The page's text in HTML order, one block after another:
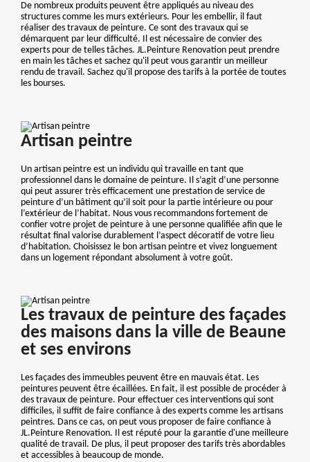
De nombreux produits peuvent être appliqués au niveau des
structures comme les murs extérieurs. Pour les embellir, il faut
réaliser des travaux de peinture. Ce sont des travaux qui se
démarquent par leur difficulté. Il est nécessaire de convier des
experts pour de telles tâches. JL.Peinture Renovation peut prendre
en main les tâches et sachez qu'il peut vous garantir un meilleur
rendu de travail. Sachez qu'il propose des tarifs à la portée de toutes
les bourses.
Artisan peintre
Un artisan peintre est un individu qui travaille en tant que
professionnel dans le domaine de peinture. Il s’agit d’une personne
qui peut assurer très efficacement une prestation de service de
peinture d’un bâtiment qu’il soit pour la partie intérieure ou pour
l’extérieur de l’habitat. Nous vous recommandons fortement de
confier votre projet de peinture à une personne qualifiée afin que le
résultat final valorise durablement l’aspect décoratif de votre lieu
d’habitation. Choisissez le bon artisan peintre et vivez longuement
dans un logement répondant absolument à votre goût.
Les travaux de peinture des façades
des maisons dans la ville de Beaune
et ses environs
Les façades des immeubles peuvent être en mauvais état. Les
peintures peuvent être écaillées. En fait, il est possible de procéder à
des travaux de peinture. Pour effectuer ces interventions qui sont
difficiles, il suffit de faire confiance à des experts comme les artisans
peintres. Dans ce cas, on peut vous proposer de faire confiance à
JL.Peinture Renovation. Il est réputé pour la garantie d'une meilleure
qualité de travail. De plus, il peut proposer des tarifs très abordables
et accessibles à beaucoup de monde.